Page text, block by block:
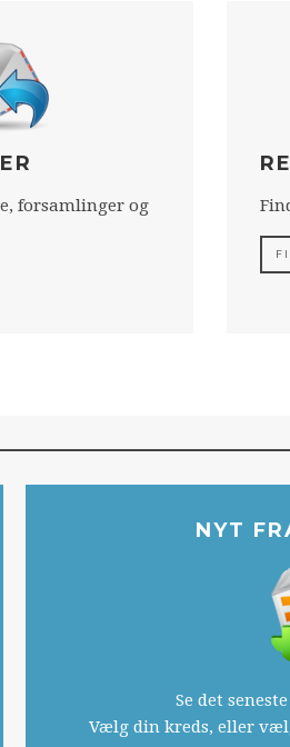
forsamlinger og
NYT
Se det
Vælg din kreds, eller